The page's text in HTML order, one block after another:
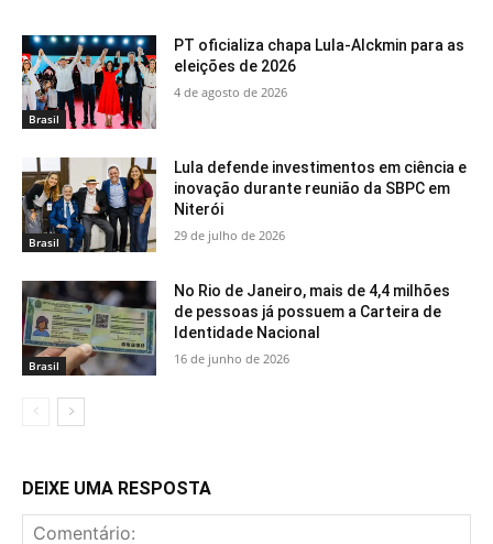
Brasil
PT oficializa chapa Lula-Alckmin para as
eleições de 2026
4 de agosto de 2026
Brasil
Lula defende investimentos em ciência e
inovação durante reunião da SBPC em
Niterói
29 de julho de 2026
Brasil
No Rio de Janeiro, mais de 4,4 milhões
de pessoas já possuem a Carteira de
Identidade Nacional
16 de junho de 2026
DEIXE UMA RESPOSTA